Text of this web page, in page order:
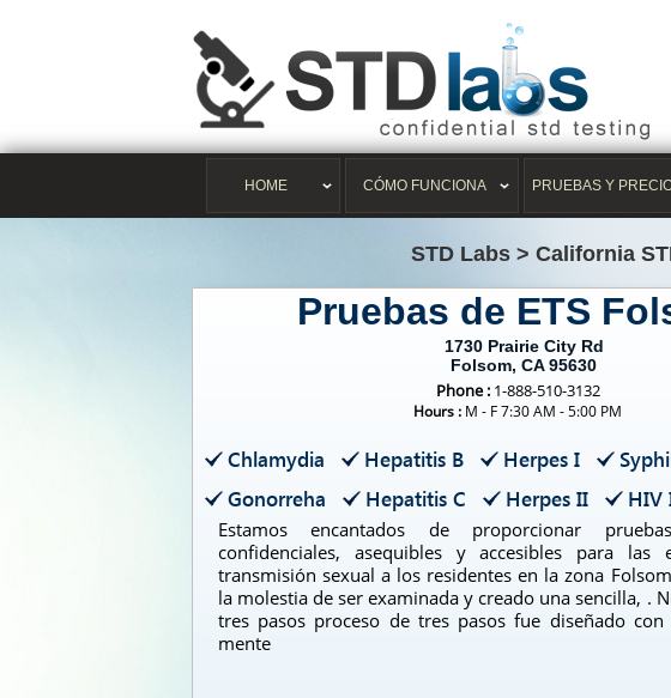
HOME CÓMO FUNCIONA PRUEBAS Y
STD Labs > California
Pruebas de ETS
1730 Prairie City Rd
Folsom, CA 95630
Phone : 1-888-510-3132
Hours : M - F 7:30 AM - 5:00 PM
Chlamydia Hepatitis B Herpes I
Gonorreha
Hepatitis C Herpes II HIV
Estamos encantados de proporcionar
confidenciales, asequibles y accesibles para las
transmisión sexual a los residentes en la zona
la molestia de ser examinada y creado una sencilla, .
tres pasos proceso de tres pasos fue diseñado
mente